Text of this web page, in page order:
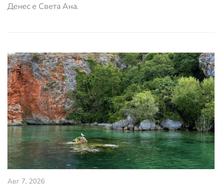
Денес е Света Ана.
Авг 7, 2026